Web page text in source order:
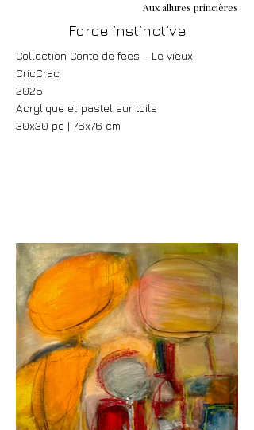
Aux allures princières
Force instinctive
Collection Conte de fées - Le vieux
CricCrac
2025
Acrylique et pastel sur toile
30x30 po | 76x76 cm